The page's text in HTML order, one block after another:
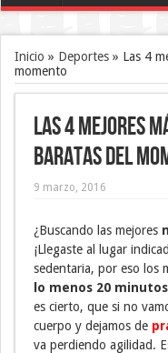
Inicio » Deportes » Las 4
momento
Las 4 mejores
baratas del
9 marzo, 2016
¿Buscando las mejores
¡Llegaste al lugar
sedentaria, por eso los
lo menos 20
es cierto, que si no
cuerpo y dejamos de
va perdiendo agilidad.